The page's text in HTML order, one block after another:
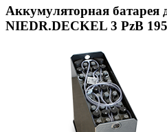
Аккумуляторная батарея
NIEDR.DECKEL 3 PzB 195